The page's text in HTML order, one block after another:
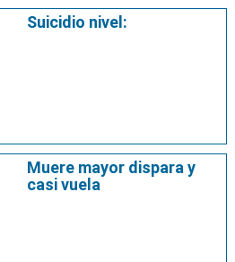
Suicidio nivel:
Muere mayor dispara y
casi vuela